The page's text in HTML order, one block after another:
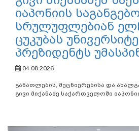
იაპონიის
სრულუფლებიან
ცუკუბას
პრეზიდენტს
04.08.2026
განათლების, მეცნიერებისა და
გივი მიქანაძე საქართველოში